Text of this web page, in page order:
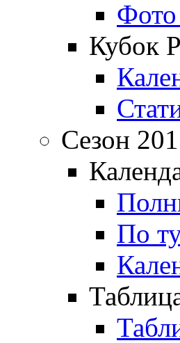
Кубок
Сезон
По